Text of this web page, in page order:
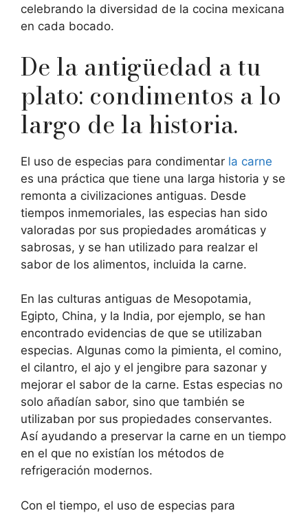
celebrando la diversidad de la cocina mexicana
en cada bocado.
De la antigüedad a tu
plato: condimentos a lo
largo de la historia.
El uso de especias para condimentar la carne
es una práctica que tiene una larga historia y se
remonta a civilizaciones antiguas. Desde
tiempos inmemoriales, las especias han sido
valoradas por sus propiedades aromáticas y
sabrosas, y se han utilizado para realzar el
sabor de los alimentos, incluida la carne.
En las culturas antiguas de Mesopotamia,
Egipto, China, y la India, por ejemplo, se han
encontrado evidencias de que se utilizaban
especias. Algunas como la pimienta, el comino,
el cilantro, el ajo y el jengibre para sazonar y
mejorar el sabor de la carne. Estas especias no
solo añadían sabor, sino que también se
utilizaban por sus propiedades conservantes.
Así ayudando a preservar la carne en un tiempo
en el que no existían los métodos de
refrigeración modernos.
Con el tiempo, el uso de especias para